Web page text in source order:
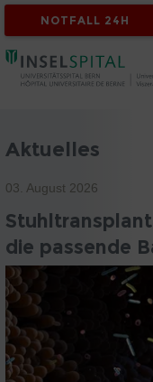
NOTFALL 24H
Aktuelles
03. August 2026
die passende